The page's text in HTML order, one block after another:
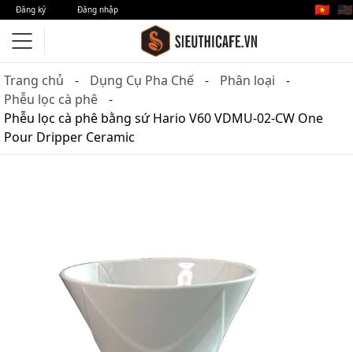
Đăng ký Đăng nhập 🇻🇳 🇺🇸
Trang chủ Dụng Cụ Pha Chế
Phân loại
Phễu lọc cà phê
Phễu lọc cà phê bằng sứ Hario V60 VDMU-02-CW One
Pour Dripper Ceramic